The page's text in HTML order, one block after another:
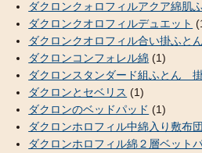
ダクロンクォロフィルアクア綿肌
ダクロンクオロフィルデュエット
ダクロンクオロフィル合い掛ふとん
ダクロンコンフォレル綿 (1)
ダクロンスタンダード組ふとん
ダクロンとセベリス (1)
ダクロンのベッドパッド (1)
ダクロンホロフィル中綿入り敷布団
ダクロンホロフィル綿２層ベット